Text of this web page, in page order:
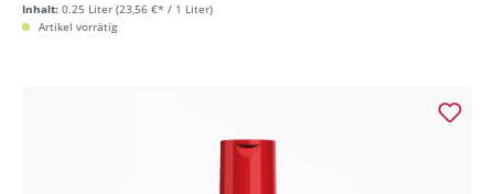
Inhalt: 0.25 Liter (23,56 €* / 1 Liter)
Artikel vorrätig